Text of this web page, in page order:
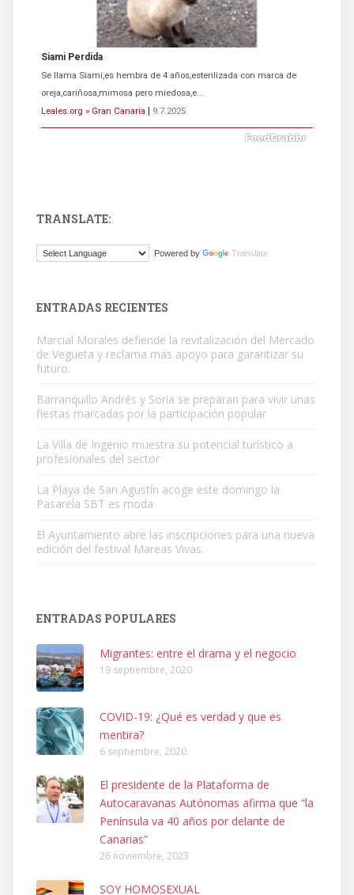
Gato manso encontrado
Leales.org » Gran Canaria | 9.7.2025
Busco adopción responsable para mi perra. Pastor alemán,
Leales.org » Gran Canaria | 6.7.2025
SHIBA PERDIDO AVDA JOSE MESA Y LOPEZ
06/07/2025 ZONA MESA Y LOPEZ. ES MUY ASUSTADIZO
Leales.org » Gran Canaria | 6.7.2025
Ninfa perdida
El día 5 se los perdió una ninfa papillera, asustada tiene miedo a la
calle, se perdió por la zon...
Leales.org » Gran Canaria | 6.7.2025
TRANSLATE:
Powered by Translate
ENTRADAS RECIENTES
Marcial Morales defiende la revitalización del Mercado
de Vegueta y reclama más apoyo para garantizar su
futuro.
Barranquillo Andrés y Soria se preparan para vivir unas
fiestas marcadas por la participación popular
La Villa de Ingenio muestra su potencial turístico a
profesionales del sector
La Playa de San Agustín acoge este domingo la
Pasarela SBT es moda
El Ayuntamiento abre las inscripciones para una nueva
edición del festival Mareas Vivas.
ENTRADAS POPULARES
Migrantes: entre el drama y el negocio
19 septiembre, 2020
COVID-19: ¿Qué es verdad y que es
mentira?
6 septiembre, 2020
El presidente de la Plataforma de
Autocaravanas Autónomas afirma que “la
Península va 40 años por delante de
Canarias”
26 noviembre, 2023
SOY HOMOSEXUAL